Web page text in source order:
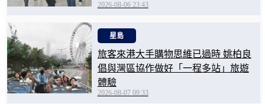
2026-08-06 23:43
星島
旅客來港大手購物思維已過時 姚柏良
倡與灣區協作做好「一程多站」旅遊
體驗
2026-08-07 09:33